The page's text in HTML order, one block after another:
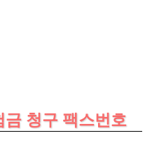
청구 팩스번호